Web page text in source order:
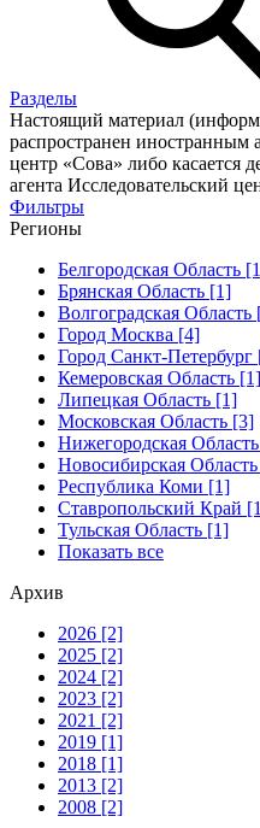
Разделы
Настоящий материал
распространен иностранным
центр «Сова» либо касается
агента Исследовательский
Фильтры
Регионы
Белгородская Область
Брянская Область [1]
Волгоградская Область
Город Москва [4]
Город Санкт-Петербург
Кемеровская Область [1]
Липецкая Область [1]
Московская Область [3]
Нижегородская
Новосибирская
Республика Коми [1]
Ставропольский Край
Тульская Область [1]
Показать все
Архив
2026 [2]
2025 [2]
2024 [2]
2023 [2]
2021 [2]
2019 [1]
2018 [1]
2013 [2]
2008 [2]